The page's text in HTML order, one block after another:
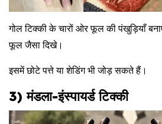
गोल टिक्की के चारों ओर फूल की पंखुड़ियाँ
फूल जैसा दिखे।
इसमें छोटे पत्ते या शेडिंग भी जोड़ सकते हैं।
3) मंडला-इंस्पायर्ड टिक्की